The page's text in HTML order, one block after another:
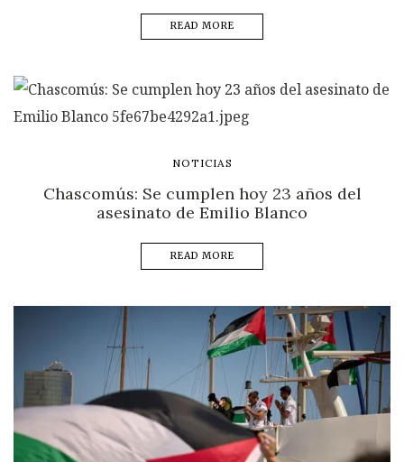
READ MORE
NOTICIAS
Chascomús: Se cumplen hoy 23 años del
asesinato de Emilio Blanco
READ MORE